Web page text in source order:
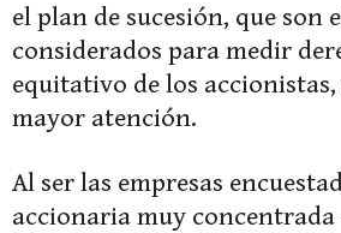
el plan de sucesión, que son
considerados para medir
equitativo de los
mayor atención.
Al ser las empresas
accionaria muy